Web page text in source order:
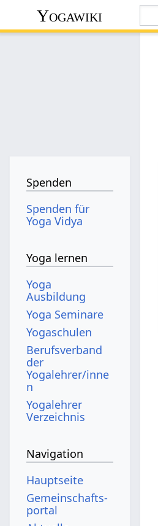
Yogawiki
Spenden
Spenden für
Yoga Vidya
Yoga lernen
Yoga
Ausbildung
Yoga Seminare
Yogaschulen
Berufsverband
der
Yogalehrer/inne
n
Yogalehrer
Verzeichnis
Navigation
Hauptseite
Gemeinschafts­
portal